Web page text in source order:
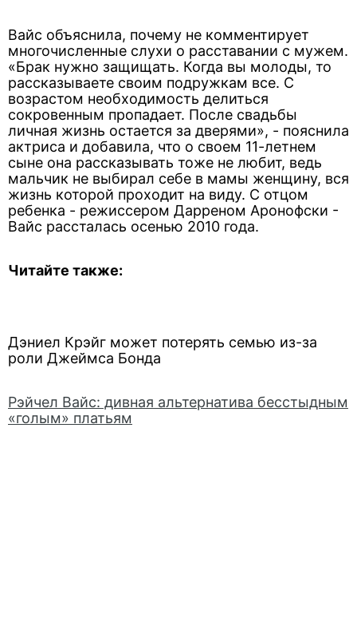
Вайс объяснила, почему не комментирует
многочисленные слухи о расставании с мужем.
«Брак нужно защищать. Когда вы молоды, то
рассказываете своим подружкам все. С
возрастом необходимость делиться
сокровенным пропадает. После свадьбы
личная жизнь остается за дверями», - пояснила
актриса и добавила, что о своем 11-летнем
сыне она рассказывать тоже не любит, ведь
мальчик не выбирал себе в мамы женщину, вся
жизнь которой проходит на виду. С отцом
ребенка - режиссером Дарреном Аронофски -
Вайс рассталась осенью 2010 года.
Читайте также:
Дэниел Крэйг может потерять семью из-за
роли Джеймса Бонда
Рэйчел Вайс: дивная альтернатива бесстыдным
«голым» платьям